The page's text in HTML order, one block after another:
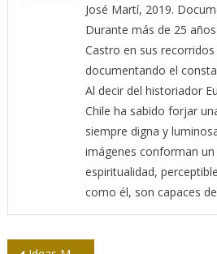
José Martí, 2019.
Durante más de 25
Castro en sus
documentando el
Al decir del historiador
Chile ha sabido forjar
siempre digna y
imágenes conforman
espiritualidad,
como él, son capaces